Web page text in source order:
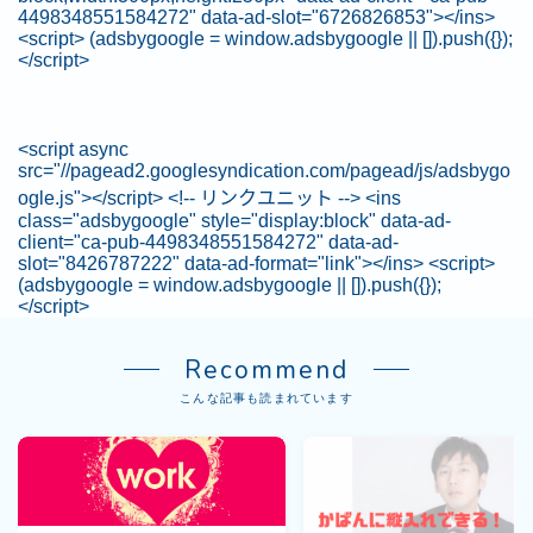
4498348551584272" data-ad-slot="6726826853"></ins>
<script> (adsbygoogle = window.adsbygoogle || []).push({});
</script>
<script async
src="//pagead2.googlesyndication.com/pagead/js/adsbygo
ogle.js"></script> <!-- リンクユニット --> <ins
class="adsbygoogle" style="display:block" data-ad-
client="ca-pub-4498348551584272" data-ad-
slot="8426787222" data-ad-format="link"></ins> <script>
(adsbygoogle = window.adsbygoogle || []).push({});
</script>
Recommend
こんな記事も読まれています